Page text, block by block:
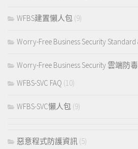
WFBS建置懶人包 (9)
Worry-Free Business Security Standard
Worry-Free Business Security 雲端防
WFBS-SVC FAQ (10)
WFBS-SVC懶人包 (9)
惡意程式防護資訊 (5)